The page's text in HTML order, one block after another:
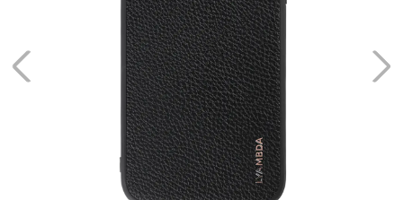
ELARA Galaxy S10+